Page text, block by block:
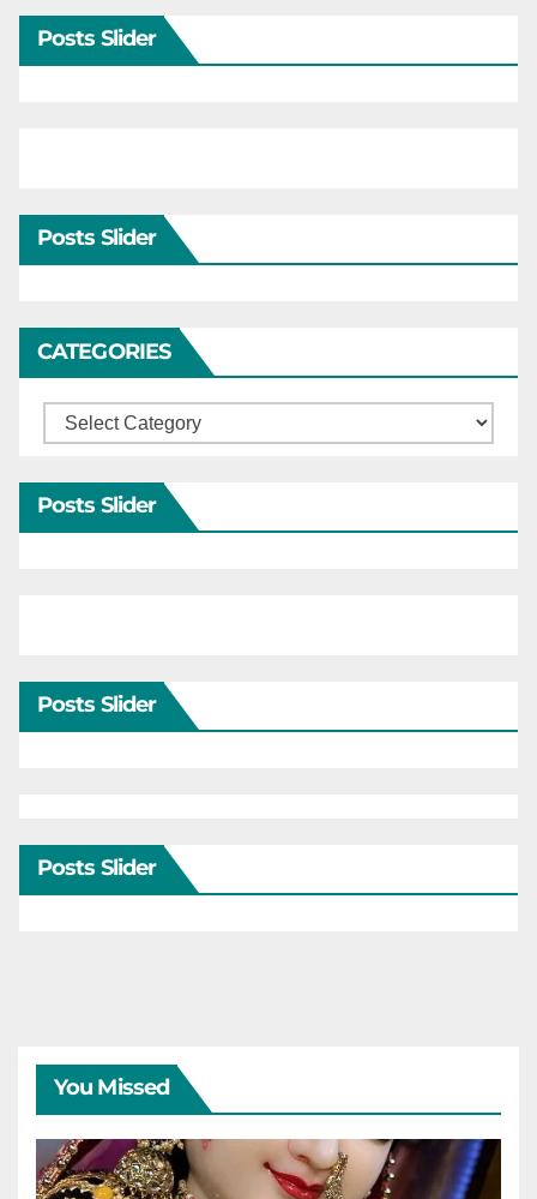
Posts Slider
Posts Slider
CATEGORIES
Categories
Posts Slider
Posts Slider
Posts Slider
You Missed